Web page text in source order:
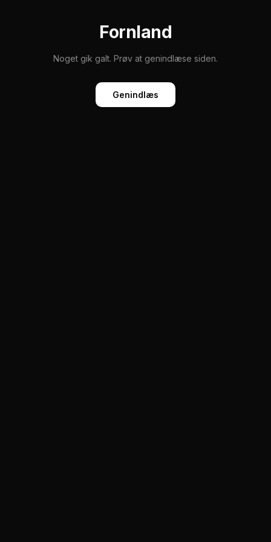
Fornland
Noget gik galt. Prøv at genindlæse siden.
Genindlæs